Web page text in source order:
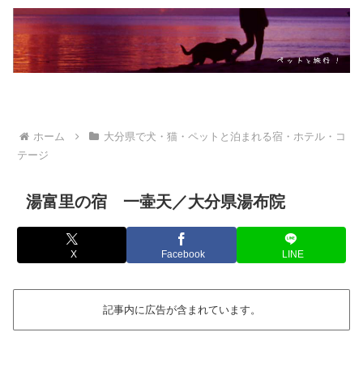
ホーム
大分県で犬・猫・ペットと泊まれる宿・ホテル・コ
テージ
湯富里の宿 一壷天／大分県湯布院
X Facebook LINE
記事内に広告が含まれています。